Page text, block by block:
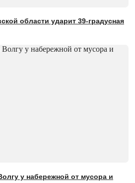
области ударит 39-градусная
у набережной от мусора и